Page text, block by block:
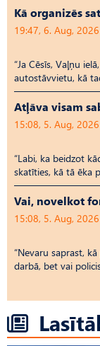
Kā organizēs
19:47, 6. Aug, 2026
“Ja Cēsīs, Vaļņu
autostāvvietu, kā
Atļāva visam
15:08, 5. Aug, 2026
“Labi, ka beidzot
skatīties, kā tā ēka
Vai, novelkot
15:08, 5. Aug, 2026
“Nevaru saprast,
darbā, bet vai